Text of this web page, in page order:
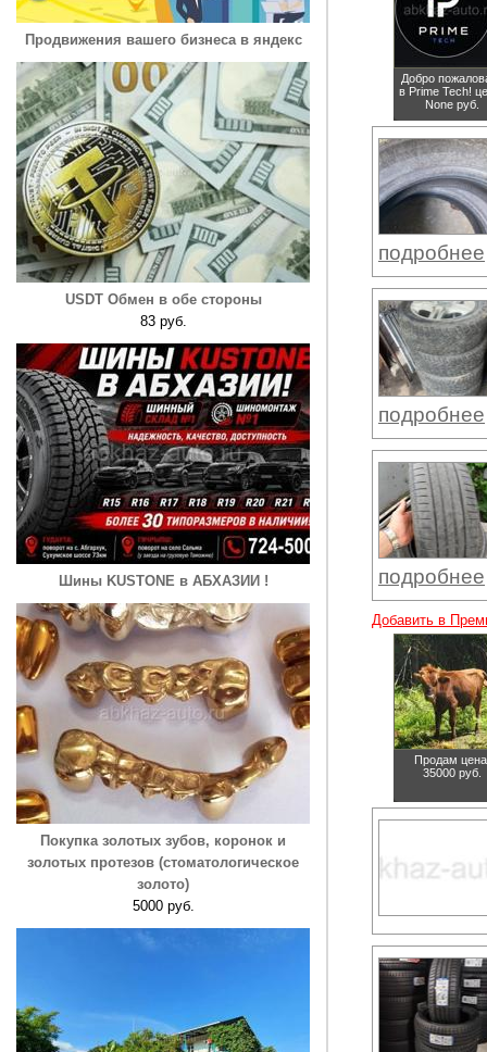
Продвижения вашего бизнеса в яндекс
USDT Обмен в обе стороны
83 руб.
Шины KUSTONE в АБХАЗИИ !
Покупка золотых зубов, коронок и
золотых протезов (стоматологическое
золото)
5000 руб.
Добро
в Prime Tech!
None руб.
подробнее
подробнее
подробнее
Добавить в
Продам
35000 руб.